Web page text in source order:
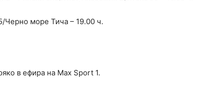
Черно море Тича – 19.00 ч.
в ефира на Max Sport 1.